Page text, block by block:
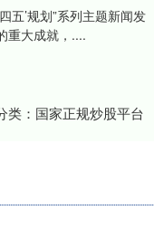
五’规划”系列主题新闻发
重大成就，....
类： 国家正规炒股平台